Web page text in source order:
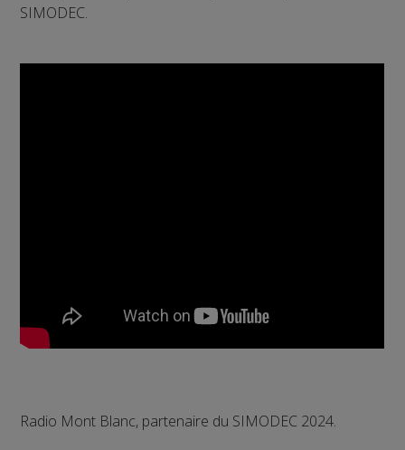
SIMODEC.
Radio Mont Blanc, partenaire du SIMODEC 2024.